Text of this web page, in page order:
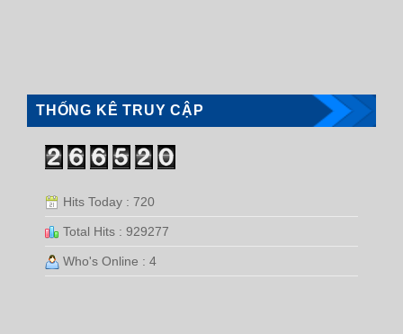
THỐNG KÊ TRUY CẬP
Hits Today : 720
Total Hits : 929277
Who's Online : 4